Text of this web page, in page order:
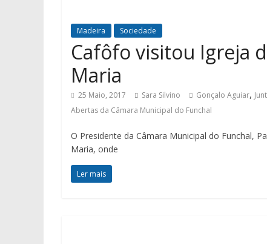
Madeira Sociedade
Cafôfo visitou Igreja
Maria
25 Maio, 2017 Sara Silvino Gonçalo Aguiar,
Abertas da Câmara Municipal do Funchal
O Presidente da Câmara Municipal do Funchal,
Maria, onde
Ler mais